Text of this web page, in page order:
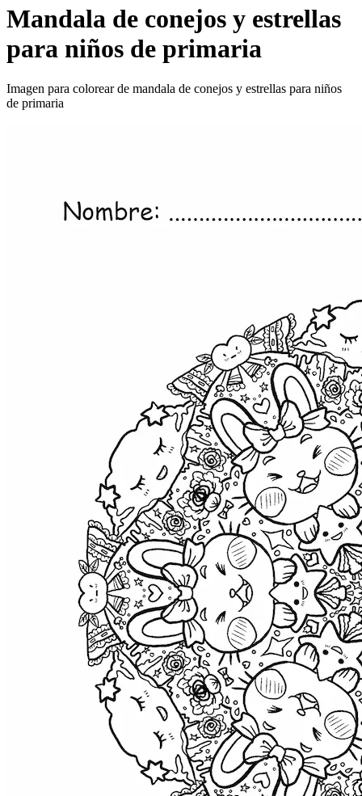
Mandala de conejos y estrellas
para niños de primaria
Imagen para colorear de mandala de conejos y estrellas para niños
de primaria